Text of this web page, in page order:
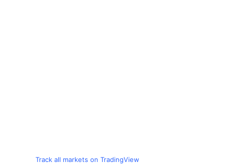
Track all markets on TradingView